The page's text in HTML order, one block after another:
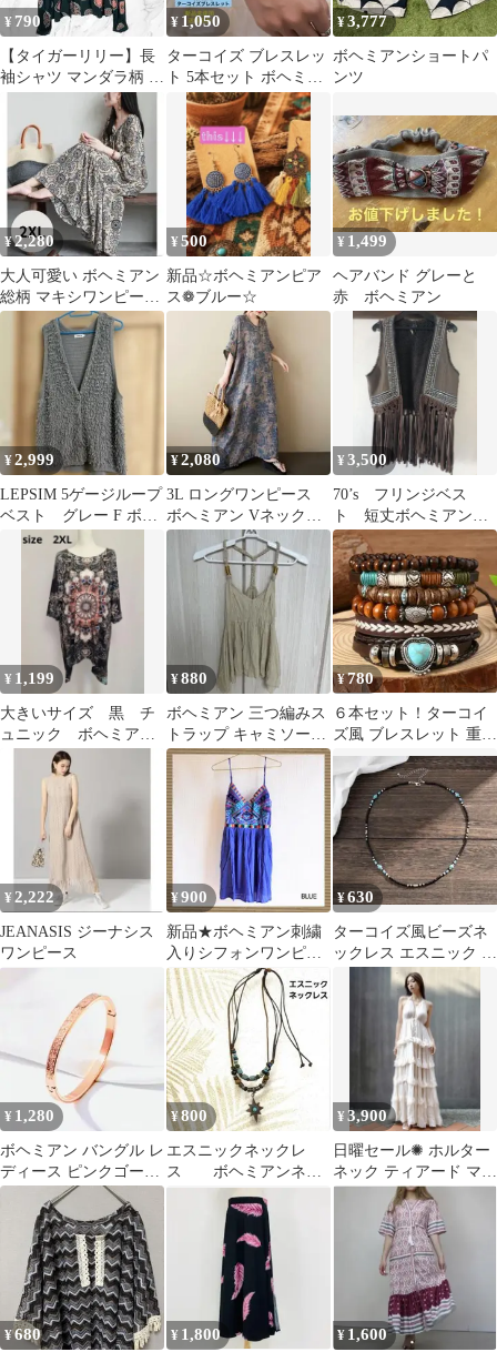
¥ 790
【タイガーリリー】長
袖シャツ マンダラ柄 ボ
ウタイ 総柄 ボヘミアン
¥ 1,050
ターコイズ ブレスレッ
ト 5本セット ボヘミア
ン 夏 海 アクセサリー
男女兼用
¥3,777
ボヘミアンショートパ
ンツ
¥2,280
大人可愛い ボヘミアン
総柄 マキシワンピース
L ロング丈 エスニック
春夏秋
¥500
新品☆ボヘミアンピア
ス❁︎ブルー☆
¥ 1,499
ヘアバンド グレーと
赤 ボヘミアン
¥2,999
LEPSIM 5ゲージループ
ベスト グレー F ボヘ
ミアン
¥2,080
3L ロングワンピース
ボヘミアン Vネック
リネン 綿麻 半袖
マキシ b1
¥3,500
70’s フリンジベス
ト 短丈ボヘミアンカ
ウボーイ アメカジグ
ランジ
¥ 1,199
大きいサイズ 黒 チ
ュニック ボヘミアン
エスニック アジアン
Tシャツ
¥880
ボヘミアン 三つ編みス
トラップ キャミソール
チュニック ベージュ フ
リー
¥780
６本セット！ターコイ
ズ風 ブレスレット 重ね
付け ボヘミアン おしゃ
れ 男女兼用
¥2,222
JEANASIS ジーナシス
ワンピース
¥900
新品★ボヘミアン刺繍
入りシフォンワンピー
ス（ブルー）
¥630
ターコイズ風ビーズネ
ックレス エスニック ボ
ヘミアン インディアン
韓国 y2k
¥ 1,280
ボヘミアン バングル レ
ディース ピンクゴール
ド シンプル エレガント
¥ 800
エスニックネックレ
ス ボヘミアンネッ
クレス メンズネック
レス インディアン
¥3,900
日曜セール✺ ホルター
ネック ティアード マキ
シワンピース ドレス ボ
ヘミアン
¥680 ¥ 1,800 ¥ 1,600